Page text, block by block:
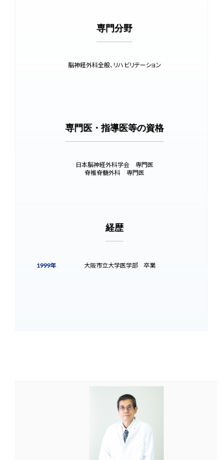
専門分野
脳神経外科全般、リハビリテーション
専門医・指導医等の資格
日本脳神経外科学会 専門医
脊椎脊髄外科 専門医
経歴
1999年 大阪市立大学医学部 卒業